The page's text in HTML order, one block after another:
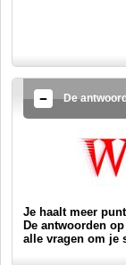
De
Je haalt meer
De antwoorden
alle vragen om je